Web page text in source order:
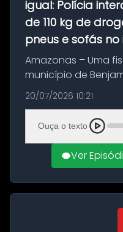
igual: Polícia
de 110 kg de
pneus e sofás no
Amazonas – Uma
município de
com a apreensão
quilos de
embarcação
materia...
20/07/2026 10:21
Ouça o texto
Ver